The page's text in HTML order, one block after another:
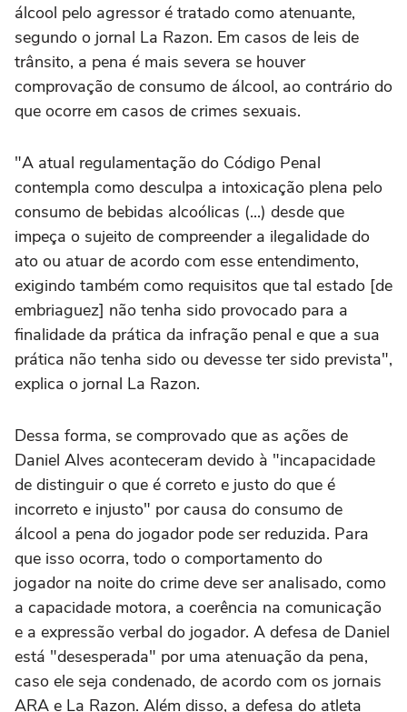
álcool pelo agressor é tratado como atenuante,
segundo o jornal La Razon. Em casos de leis de
trânsito, a pena é mais severa se houver
comprovação de consumo de álcool, ao contrário do
que ocorre em casos de crimes sexuais.
"A atual regulamentação do Código Penal
contempla como desculpa a intoxicação plena pelo
consumo de bebidas alcoólicas (...) desde que
impeça o sujeito de compreender a ilegalidade do
ato ou atuar de acordo com esse entendimento,
exigindo também como requisitos que tal estado [de
embriaguez] não tenha sido provocado para a
finalidade da prática da infração penal e que a sua
prática não tenha sido ou devesse ter sido prevista",
explica o jornal La Razon.
Dessa forma, se comprovado que as ações de
Daniel Alves aconteceram devido à "incapacidade
de distinguir o que é correto e justo do que é
incorreto e injusto" por causa do consumo de
álcool a pena do jogador pode ser reduzida. Para
que isso ocorra, todo o comportamento do
jogador na noite do crime deve ser analisado, como
a capacidade motora, a coerência na comunicação
e a expressão verbal do jogador. A defesa de Daniel
está "desesperada" por uma atenuação da pena,
caso ele seja condenado, de acordo com os jornais
ARA e La Razon. Além disso, a defesa do atleta